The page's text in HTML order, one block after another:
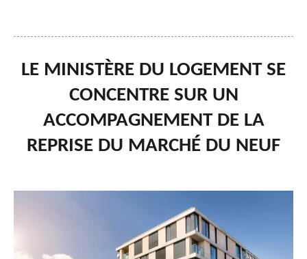
LE MINISTÈRE DU LOGEMENT SE
CONCENTRE SUR UN
ACCOMPAGNEMENT DE LA
REPRISE DU MARCHÉ DU NEUF